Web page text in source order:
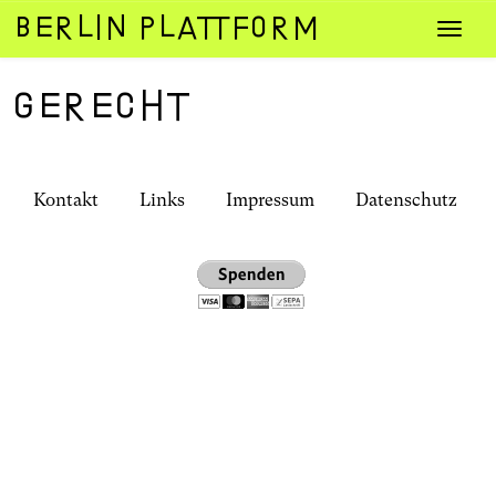
Zum
Inhalt
springen
gerecht
Kontakt Links Impressum Datenschutz